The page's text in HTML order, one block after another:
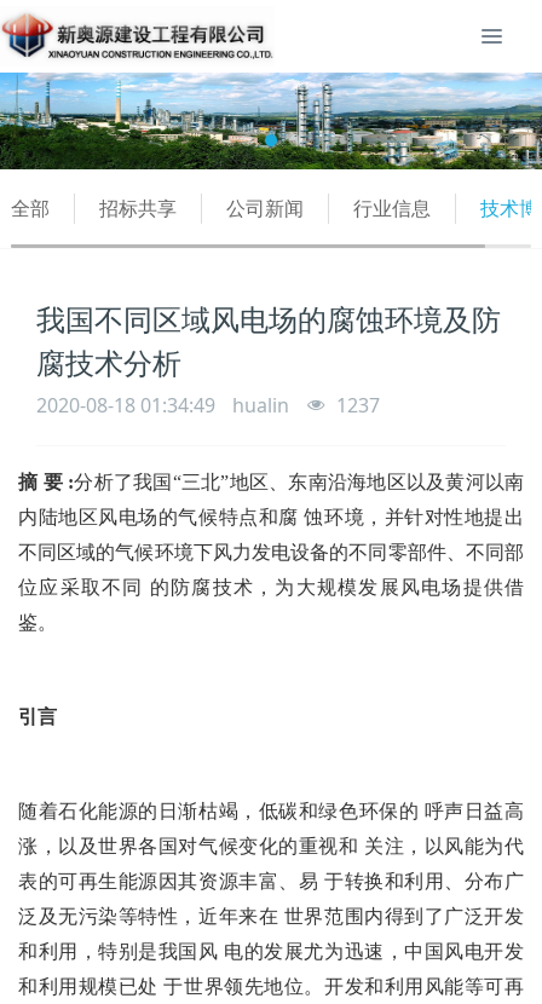
全部 招标共享 公司新闻 行业信息 技术
我国不同区域风电场的腐蚀环境及防
腐技术分析
2020-08-18 01:34:49 hualin 1237
摘 要 :分析了我国“三北”地区、东南沿海地区以及黄河以南
内陆地区风电场的气候特点和腐 蚀环境，并针对性地提出
不同区域的气候环境下风力发电设备的不同零部件、不同部
位应采取不同 的防腐技术，为大规模发展风电场提供借
鉴。
引言
随着石化能源的日渐枯竭，低碳和绿色环保的 呼声日益高
涨，以及世界各国对气候变化的重视和 关注，以风能为代
表的可再生能源因其资源丰富、易 于转换和利用、分布广
泛及无污染等特性，近年来在 世界范围内得到了广泛开发
和利用，特别是我国风 电的发展尤为迅速，中国风电开发
和利用规模已处 于世界领先地位。开发和利用风能等可再